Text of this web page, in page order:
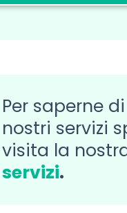
Per saperne
nostri servizi
visita la
servizi.